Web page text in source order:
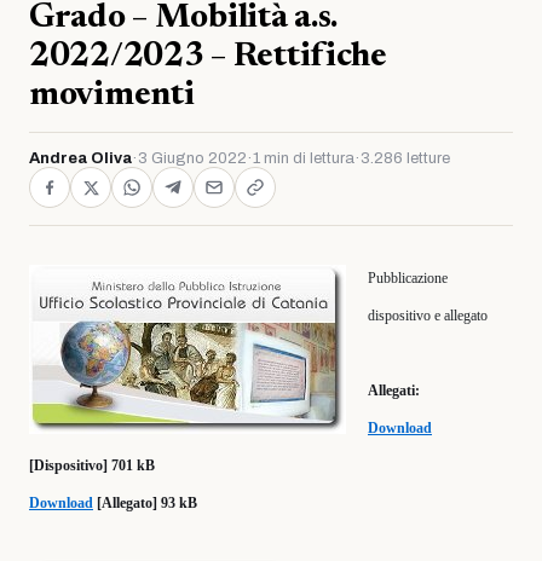
Grado – Mobilità a.s.
2022/2023 – Rettifiche
movimenti
Andrea Oliva· 3 Giugno 2022 ·1 min di lettura· 3.286 letture
Pubblicazione
dispositivo e allegato
Allegati:
Download
[Dispositivo] 701 kB
Download [Allegato] 93 kB